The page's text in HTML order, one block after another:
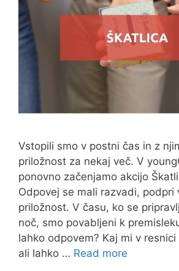
Vstopili smo v postni čas in z
priložnost za nekaj več. V
ponovno začenjamo akcijo
Odpovej se mali razvadi, podpri
priložnost. V času, ko se
noč, smo povabljeni k
lahko odpovem? Kaj mi v resnici
ali lahko … Read more